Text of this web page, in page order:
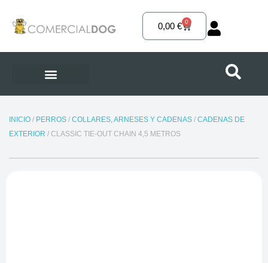
contenido
0,00€ 0
Carrito
INICIO/ PERROS/ COLLARES, ARNESES Y CADENAS/ CADENAS DE
EXTERIOR / CLASSIC TIE-OUT CHAIN 4,5 METROS